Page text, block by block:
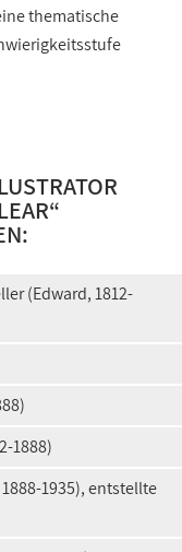
thematische
“
(Edward, 1812-
1888)
1935), entstellte